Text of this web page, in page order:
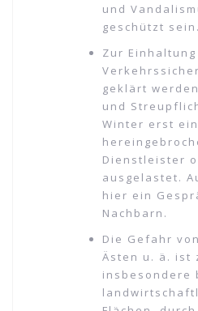
und
geschützt sein.
Zur
geklärt
und
Winter erst
Dienstleister
ausgelastet.
hier ein
Nachbarn.
Die Gefahr
Ästen u. ä. ist
insbesondere